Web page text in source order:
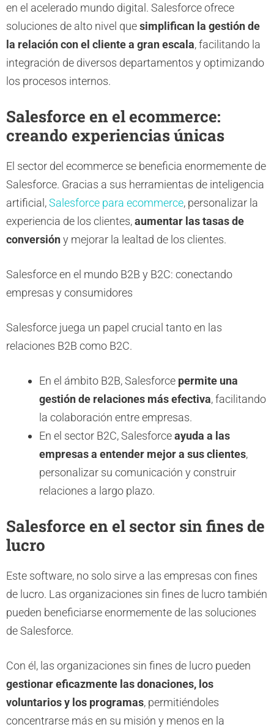
en el acelerado mundo digital. Salesforce ofrece
soluciones de alto nivel quesimplifican la gestión de
la relación con el cliente a gran escala, facilitando la
integración de diversos departamentos y optimizando
los procesos internos.
Salesforce en el ecommerce:
creando experiencias únicas
El sector del ecommerce se beneficia enormemente de
Salesforce. Gracias a sus herramientas de inteligencia
artificial,Salesforce para ecommerce, personalizar la
experiencia de los clientes,aumentar las tasas de
conversióny mejorar la lealtad de los clientes.
Salesforce en el mundo B2B y B2C: conectando
empresas y consumidores
Salesforce juega un papel crucial tanto en las
relaciones B2B como B2C.
En el ámbito B2B, Salesforce permite una
gestión de relaciones más efectiva, facilitando
la colaboración entre empresas.
En el sector B2C, Salesforceayuda a las
empresas a entender mejor a sus clientes,
personalizar su comunicación y construir
relaciones a largo plazo.
Salesforce en el sector sin fines de
lucro
Este software, no solo sirve a las empresas con fines
de lucro. Las organizaciones sin fines de lucro también
pueden beneficiarse enormemente de las soluciones
de Salesforce.
Con él, las organizaciones sin fines de lucro pueden
gestionar eficazmente las donaciones, los
voluntarios y los programas, permitiéndoles
concentrarse más en su misión y menos en la